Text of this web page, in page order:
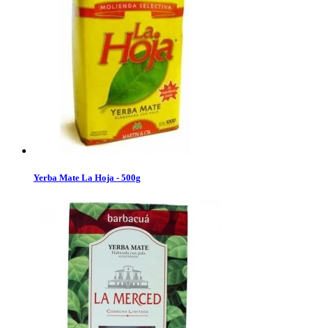
Yerba Mate La Hoja - 500g